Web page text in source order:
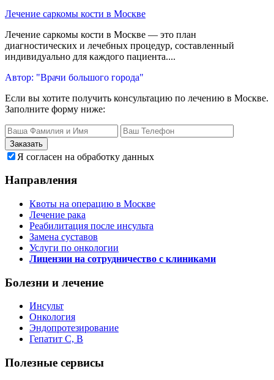
Лечение саркомы кости в Москве
Лечение саркомы кости в Москве — это план
диагностических и лечебных процедур, составленный
индивидуально для каждого пациента....
Автор: "Врачи большого города"
Если вы хотите получить консультацию по лечению в Москве.
Заполните форму ниже:
Заказать
Я согласен на обработку данных
Направления
Квоты на операцию в Москве
Лечение рака
Реабилитация после инсульта
Замена суставов
Услуги по онкологии
Лицензии на сотрудничество с клиниками
Болезни и лечение
Инсульт
Онкология
Эндопротезирование
Гепатит C, B
Полезные сервисы